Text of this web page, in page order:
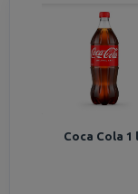
Coca Cola 1